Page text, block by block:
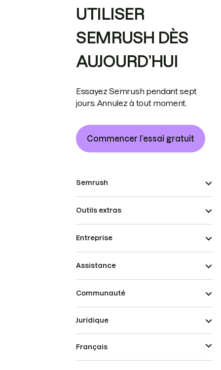
UTILISER
SEMRUSH DÈS
AUJOURD’HUI
Essayez Semrush pendant sept
jours. Annulez à tout moment.
Commencer l’essai gratuit
Semrush
Outils extras
Entreprise
Assistance
Communauté
Juridique
Français